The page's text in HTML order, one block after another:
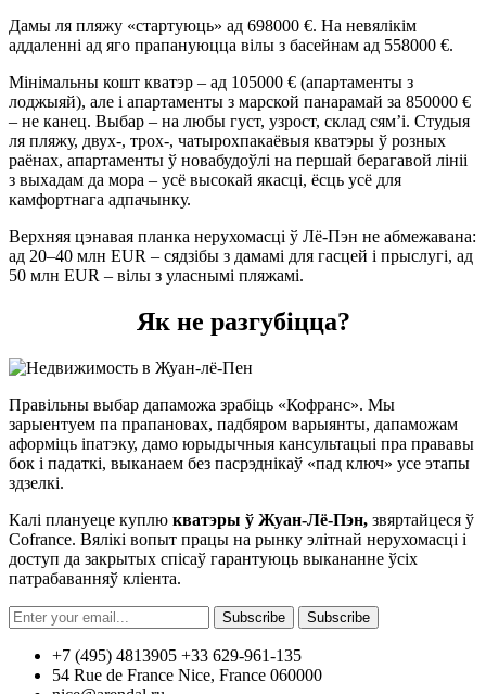
Дамы ля пляжу «стартуюць» ад 698000 €. На невялікім
аддаленні ад яго прапануюцца вілы з басейнам ад 558000 €.
Мінімальны кошт кватэр – ад 105000 € (апартаменты з
лоджыяй), але і апартаменты з марской панарамай за 850000 €
– не канец. Выбар – на любы густ, узрост, склад сям’і. Студыя
ля пляжу, двух-, трох-, чатырохпакаёвыя кватэры ў розных
раёнах, апартаменты ў новабудоўлі на першай берагавой лініі
з выхадам да мора – усё высокай якасці, ёсць усё для
камфортнага адпачынку.
Верхняя цэнавая планка нерухомасці ў Лё-Пэн не абмежавана:
ад 20–40 млн EUR – сядзібы з дамамі для гасцей і прыслугі, ад
50 млн EUR – вілы з уласнымі пляжамі.
Як не разгубіцца?
Правільны выбар дапаможа зрабіць «Кофранс». Мы
зарыентуем па прапановах, падбяром варыянты, дапаможам
аформіць іпатэку, дамо юрыдычныя кансультацыі пра прававы
бок і падаткі, выканаем без пасрэднікаў «пад ключ» усе этапы
здзелкі.
Калі плануеце куплю кватэры ў Жуан-Лё-Пэн, звяртайцеся ў
Cofrance. Вялікі вопыт працы на рынку элітнай нерухомасці і
доступ да закрытых спісаў гарантуюць выкананне ўсіх
патрабаванняў кліента.
Subscribe Subscribe
+7 (495) 4813905 +33 629-961-135
54 Rue de France Nice, France 060000